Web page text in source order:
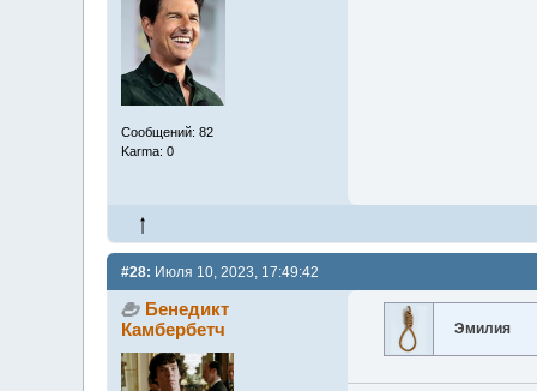
Сообщений: 82
Karma: 0
#28: Июля 10, 2023, 17:49:42
Бенедикт
Камбербетч
Эмилия